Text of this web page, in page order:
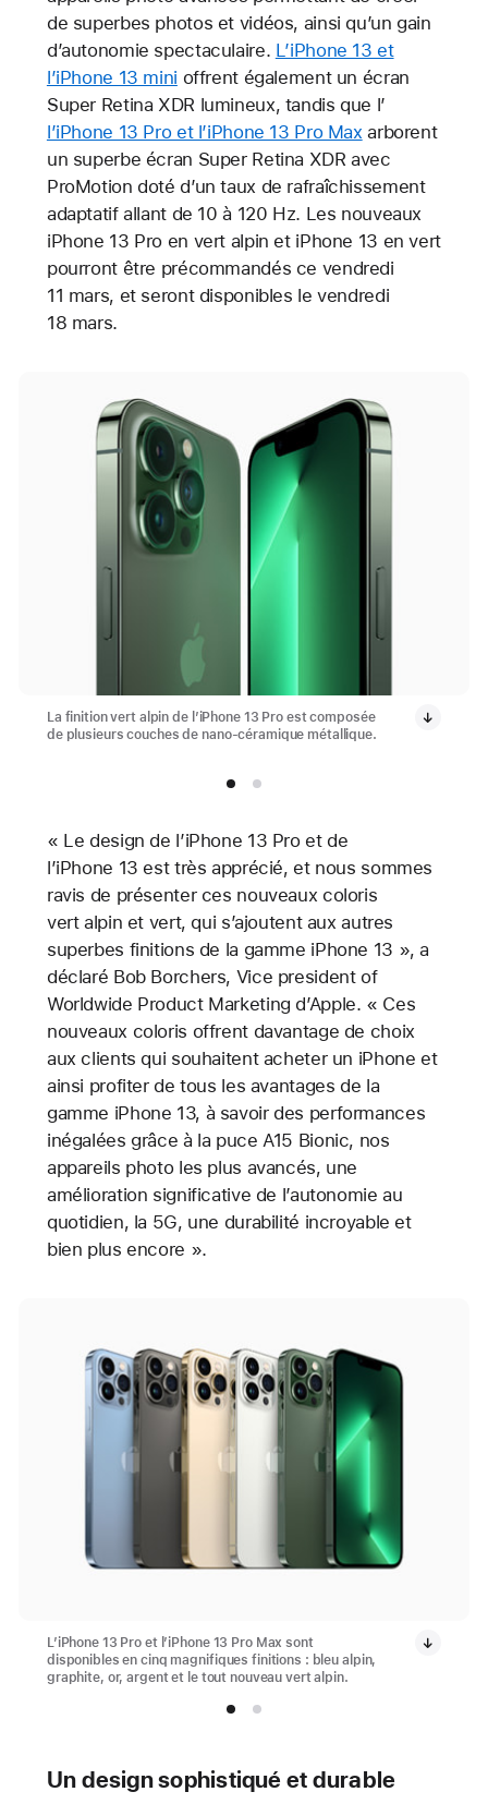
de superbes photos et vidéos, ainsi qu’un gain
d’autonomie spectaculaire. L’iPhone 13 et
l’iPhone 13 mini offrent également un écran
Super Retina XDR lumineux, tandis que l’
l’iPhone 13 Pro et l’iPhone 13 Pro Max arborent
un superbe écran Super Retina XDR avec
ProMotion doté d’un taux de rafraîchissement
adaptatif allant de 10 à 120 Hz. Les nouveaux
iPhone 13 Pro en vert alpin et iPhone 13 en vert
pourront être précommandés ce vendredi
11 mars, et seront disponibles le vendredi
18 mars.
La finition vert alpin de l’iPhone 13 Pro est composée
de plusieurs couches de nano-céramique métallique.
« Le design de l’iPhone 13 Pro et de
l’iPhone 13 est très apprécié, et nous sommes
ravis de présenter ces nouveaux coloris
vert alpin et vert, qui s’ajoutent aux autres
superbes finitions de la gamme iPhone 13 », a
déclaré Bob Borchers, Vice president of
Worldwide Product Marketing d’Apple. « Ces
nouveaux coloris offrent davantage de choix
aux clients qui souhaitent acheter un iPhone et
ainsi profiter de tous les avantages de la
gamme iPhone 13, à savoir des performances
inégalées grâce à la puce A15 Bionic, nos
appareils photo les plus avancés, une
amélioration significative de l’autonomie au
quotidien, la 5G, une durabilité incroyable et
bien plus encore ».
L’iPhone 13 Pro et l’iPhone 13 Pro Max sont
disponibles en cinq magnifiques finitions : bleu alpin,
graphite, or, argent et le tout nouveau vert alpin.
Un design sophistiqué et durable